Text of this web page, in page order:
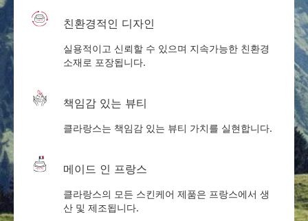
친환경적인 디자인
실용적이고 신뢰할 수 있으며 지속가능한 친환경
소재로 포장됩니다.
책임감 있는 뷰티
클라랑스는 책임감 있는 뷰티 가치를 실현합니다.
메이드 인 프랑스
클라랑스의 모든 스킨케어 제품은 프랑스에서 생
산 및 제조됩니다.